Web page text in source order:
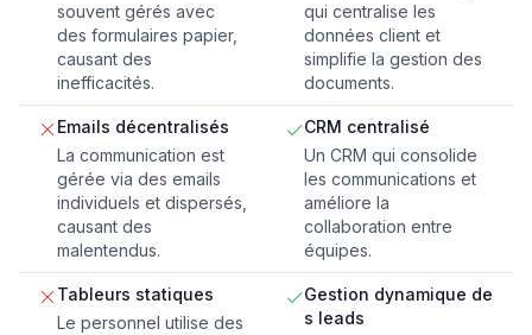
souvent gérés avec
des formulaires papier,
causant des
inefficacités.
qui centralise les
données client et
simplifie la gestion des
documents.
Emails décentralisés
La communication est
gérée via des emails
individuels et dispersés,
causant des
malentendus.
CRM centralisé
Un CRM qui consolide
les communications et
améliore la
collaboration entre
équipes.
Tableurs statiques
Le personnel utilise des
Gestion dynamique de
s leads